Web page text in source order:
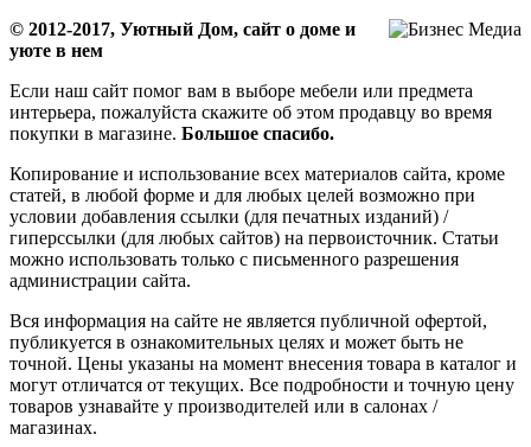
© 2012-2017, Уютный Дом, сайт о доме и
уюте в нем
Если наш сайт помог вам в выборе мебели или предмета
интерьера, пожалуйста скажите об этом продавцу во время
покупки в магазине. Большое спасибо.
Копирование и использование всех материалов сайта, кроме
статей, в любой форме и для любых целей возможно при
условии добавления ссылки (для печатных изданий) /
гиперссылки (для любых сайтов) на первоисточник. Статьи
можно использовать только с письменного разрешения
администрации сайта.
Вся информация на сайте не является публичной офертой,
публикуется в ознакомительных целях и может быть не
точной. Цены указаны на момент внесения товара в каталог и
могут отличатся от текущих. Все подробности и точную цену
товаров узнавайте у производителей или в салонах /
магазинах.